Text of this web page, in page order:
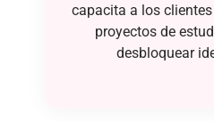
capacita a los
proyectos de
desbloquear